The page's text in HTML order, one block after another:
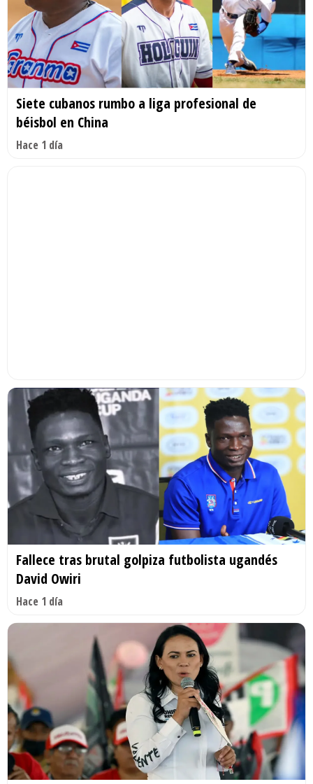
Siete cubanos rumbo a liga profesional de
béisbol en China
Hace 1 día
Fallece tras brutal golpiza futbolista ugandés
David Owiri
Hace 1 día